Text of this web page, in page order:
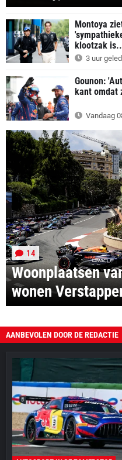
Montoya
klootzak
3 uur
Gounon:
kant omdat
Vandaag
Woonplaatsen
wonen
14
AANBEVOLEN DOOR DE REDACTIE